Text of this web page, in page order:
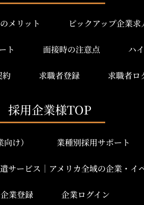
メリット ピックアップ企業求
ト 面接時の注意点 ハ
約 求職者登録 求職者ロ
採用企業様TOP
け） 業種別採用サポート
サービス｜アメリカ全域の企業・イ
企業登録 企業ログイン